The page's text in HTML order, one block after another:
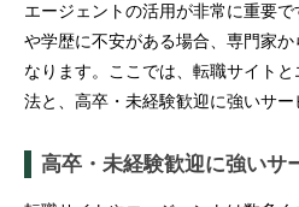
エージェントの活用が非常に重要
や学歴に不安がある場合、専門家
なります。ここでは、転職サイト
法と、高卒・未経験歓迎に強いサー
高卒・未経験歓迎に強いサ